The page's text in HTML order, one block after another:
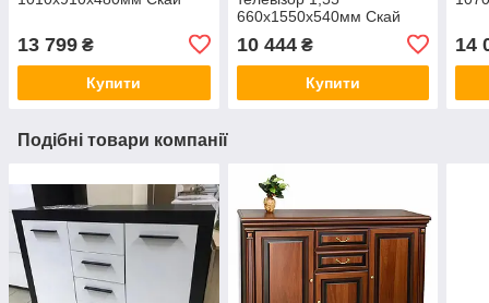
13 799 ₴
Купити
660х1550х540мм Скай
10 444₴
Купити
14
Подібні товари компанії